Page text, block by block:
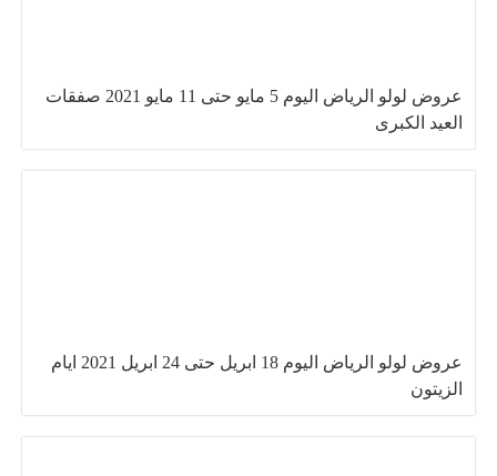
عروض لولو الرياض اليوم 5 مايو حتى 11 مايو 2021 صفقات
العيد الكبرى
عروض لولو الرياض اليوم 18 ابريل حتى 24 ابريل 2021 ايام
الزيتون